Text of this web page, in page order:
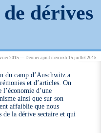
dérives
2015 — Dernier ajout mercredi 15 juillet 2015
du camp d’Auschwitz a
et d’articles. On
d’une
ainsi que sur son
affaiblie que nous
de la dérive sectaire et qui